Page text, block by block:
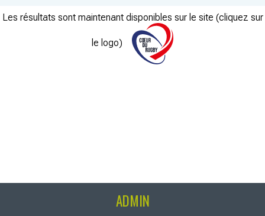
Les résultats sont maintenant disponibles sur le site (cliquez sur
le logo)
ADMIN